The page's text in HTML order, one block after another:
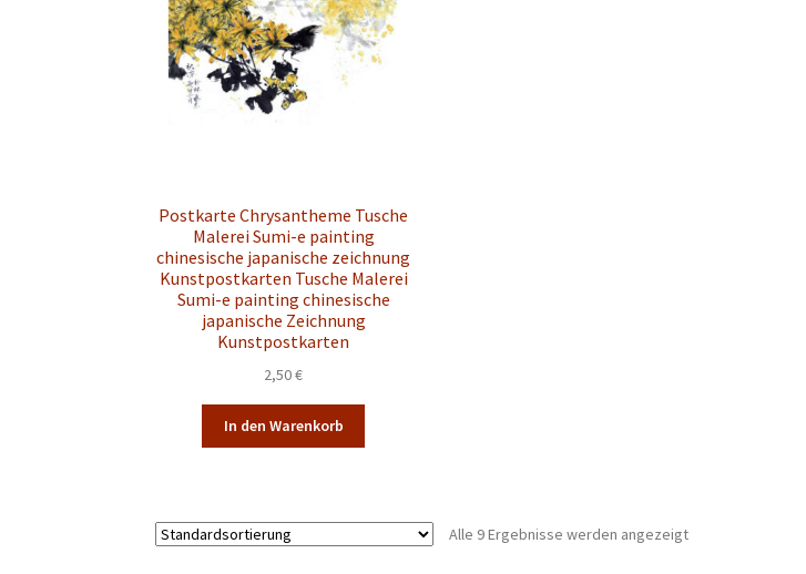
Postkarte Chrysantheme Tusche
Malerei Sumi-e painting
chinesische japanische zeichnung
Kunstpostkarten Tusche Malerei
Sumi-e painting chinesische
japanische Zeichnung
Kunstpostkarten
2,50€
In den Warenkorb
Alle 9 Ergebnisse werden angezeigt